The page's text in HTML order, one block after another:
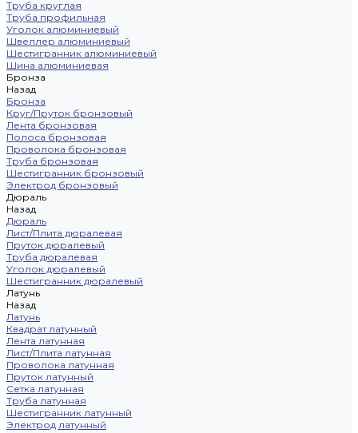
Труба круглая
Труба профильная
Уголок алюминиевый
Швеллер алюминиевый
Шестигранник алюминиевый
Шина алюминиевая
Бронза
Назад
Бронза
Круг/Пруток бронзовый
Лента бронзовая
Полоса бронзовая
Проволока бронзовая
Труба бронзовая
Шестигранник бронзовый
Электрод бронзовый
Дюраль
Назад
Дюраль
Лист/Плита дюралевая
Пруток дюралевый
Труба дюралевая
Уголок дюралевый
Шестигранник дюралевый
Латунь
Назад
Латунь
Квадрат латунный
Лента латунная
Лист/Плита латунная
Проволока латунная
Пруток латунный
Сетка латунная
Труба латунная
Шестигранник латунный
Электрод латунный